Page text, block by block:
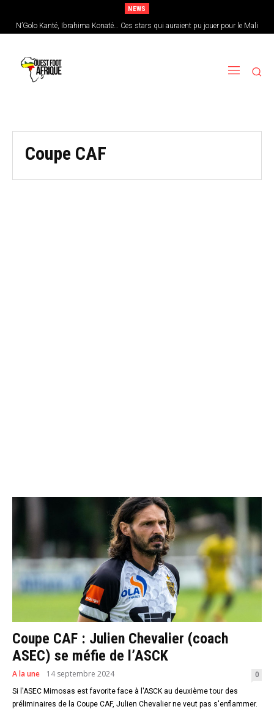
NEWS
N’Golo Kanté, Ibrahima Konaté… Ces stars qui auraient pu jouer pour le Mali
Coupe CAF
Coupe CAF : Julien Chevalier (coach
ASEC) se méfie de l’ASCK
A la une 14 septembre 2024 0
Si l'ASEC Mimosas est favorite face à l'ASCK au deuxième tour des
préliminaires de la Coupe CAF, Julien Chevalier ne veut pas s'enflammer.